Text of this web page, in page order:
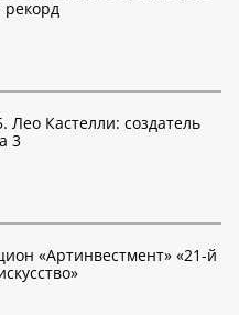
рекорд
Лео Кастелли: создатель
3
«Артинвестмент» «21-й